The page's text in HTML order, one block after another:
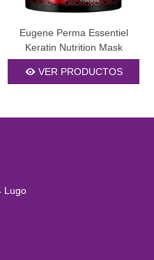
Eugene Perma Essentiel
Keratin Nutrition Mask
VER PRODUCTOS
Lugo